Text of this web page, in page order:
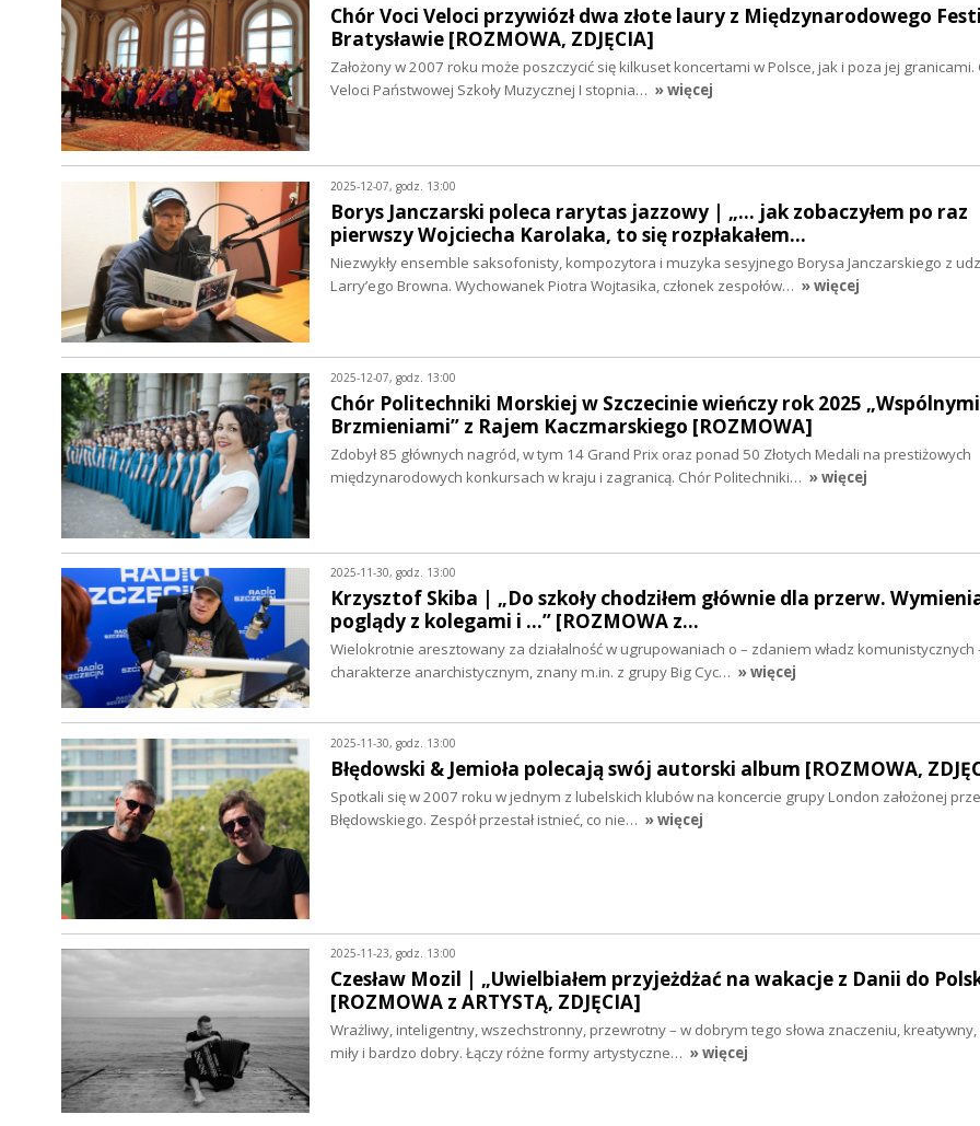
Chór Voci Veloci przywiózł dwa złote laury z Międzynarodowego
Bratysławie [ROZMOWA, ZDJĘCIA]
Założony w 2007 roku może poszczycić się kilkuset koncertami w Polsce, jak i poza jej granicami.
Veloci Państwowej Szkoły Muzycznej I stopnia… » więcej
2025-12-07, godz. 13:00
Borys Janczarski poleca rarytas jazzowy | „... jak zobaczyłem po raz
pierwszy Wojciecha Karolaka, to się rozpłakałem…
Niezwykły ensemble saksofonisty, kompozytora i muzyka sesyjnego Borysa Janczarskiego z
Larry’ego Browna. Wychowanek Piotra Wojtasika, członek zespołów… » więcej
2025-12-07, godz. 13:00
Chór Politechniki Morskiej w Szczecinie wieńczy rok 2025 „Wspólnymi
Brzmieniami” z Rajem Kaczmarskiego [ROZMOWA]
Zdobył 85 głównych nagród, w tym 14 Grand Prix oraz ponad 50 Złotych Medali na prestiżowych
międzynarodowych konkursach w kraju i zagranicą. Chór Politechniki… » więcej
2025-11-30, godz. 13:00
Krzysztof Skiba | „Do szkoły chodziłem głównie dla przerw.
poglądy z kolegami i ...” [ROZMOWA z…
Wielokrotnie aresztowany za działalność w ugrupowaniach o – zdaniem władz komunistycznych
charakterze anarchistycznym, znany m.in. z grupy Big Cyc… » więcej
2025-11-30, godz. 13:00
Błędowski & Jemioła polecają swój autorski album [ROZMOWA,
Spotkali się w 2007 roku w jednym z lubelskich klubów na koncercie grupy London założonej
Błędowskiego. Zespół przestał istnieć, co nie… » więcej
2025-11-23, godz. 13:00
Czesław Mozil | „Uwielbiałem przyjeżdżać na wakacje z Danii do
[ROZMOWA z ARTYSTĄ, ZDJĘCIA]
Wrażliwy, inteligentny, wszechstronny, przewrotny – w dobrym tego słowa znaczeniu,
miły i bardzo dobry. Łączy różne formy artystyczne… » więcej